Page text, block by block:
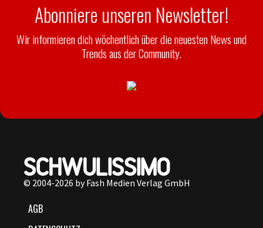
Abonniere unseren Newsletter!
Wir informieren dich wöchentlich über die neuesten News und
Trends aus der Community.
© 2004-2026 by Fash Medien Verlag GmbH
AGB